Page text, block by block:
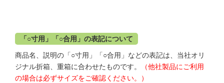
「○寸用」「○合用」の表記について
商品名、説明の「○寸用」「○合用」などの表記は、当社オリ
ジナル折箱、重箱に合わせたものです。
（他社製品にご利用
の場合は必ずサイズをご確認ください。）